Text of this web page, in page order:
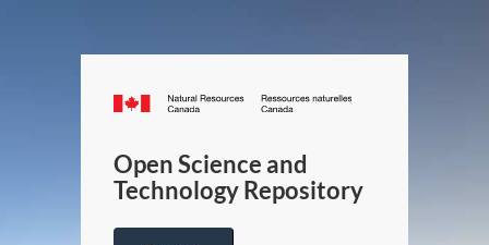
Canada.ca
/
Canada
Open Science and
Technology Repository